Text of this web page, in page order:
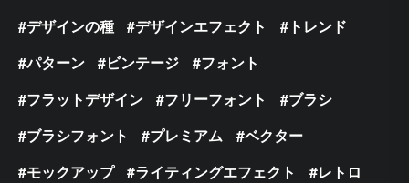
デザインの種
デザインエフェクト
トレンド
パターン
ビンテージ
フォント
フラットデザイン
フリーフォント
ブラシ
ブラシフォント
プレミアム
ベクター
モックアップ
ライティングエフェクト
レトロ